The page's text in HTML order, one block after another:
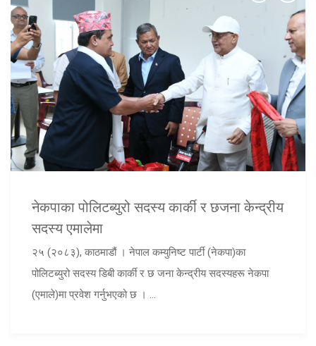
नेकपाका पोलिटब्युरो सदस्य कार्की र छजना केन्द्रीय
सदस्य एमालेमा
२५ (२०८३), काठमाडौं । नेपाल कम्युनिष्ट पार्टी (नेकपा)का
पोलिटब्युरो सदस्य डिबी कार्की र छ जना केन्द्रीय सदस्यहरू नेकपा
(एमाले)मा प्रवेश गर्नुभएको छ । ...